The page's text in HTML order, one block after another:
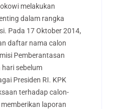
melakukan
dalam rangka
Pada 17 Oktober 2014,
daftar nama calon
Pemberantasan
hari sebelum
Presiden RI. KPK
terhadap calon-
laporan